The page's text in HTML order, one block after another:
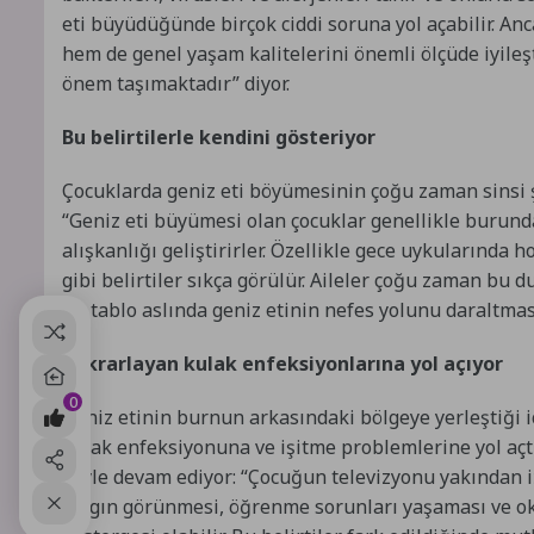
eti büyüdüğünde birçok ciddi soruna yol açabilir.
hem de genel yaşam kalitelerini önemli ölçüde
önem taşımaktadır” diyor.
Bu belirtilerle kendini gösteriyor
Çocuklarda geniz eti böyümesinin çoğu zaman
“Geniz eti büyümesi olan çocuklar genellikle
alışkanlığı geliştirirler. Özellikle gece uykularında
gibi belirtiler sıkça görülür. Aileler çoğu zaman bu
bu tablo aslında geniz etinin nefes yolunu
Tekrarlayan kulak enfeksiyonlarına yol açıyor
Geniz etinin burnun arkasındaki bölgeye yerleştiği
kulak enfeksiyonuna ve işitme problemlerine yol
şöyle devam ediyor: “Çocuğun televizyonu yakından
dalgın görünmesi, öğrenme sorunları yaşaması ve
0